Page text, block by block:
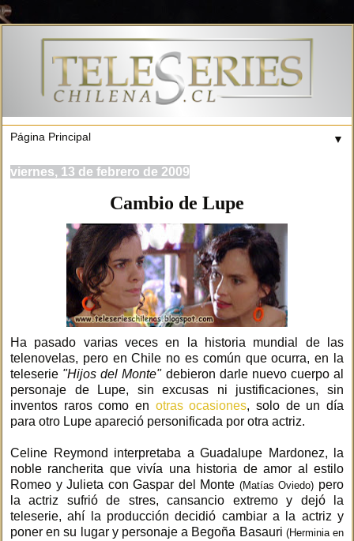
▼
viernes, 13 de febrero de 2009
Cambio de Lupe
Ha pasado varias veces en la historia mundial de las
telenovelas, pero en Chile no es común que ocurra, en la
teleserie "Hijos del Monte"debieron darle nuevo cuerpo al
personaje de Lupe, sin excusas ni justificaciones, sin
inventos raros como en otras ocasiones, solo de un día
para otro Lupe apareció personificada por otra actriz.
Celine Reymond interpretaba a Guadalupe Mardonez, la
noble rancherita que vivía una historia de amor al estilo
Romeo y Julieta con Gaspar del Monte (Matías Oviedo) pero
la actriz sufrió de stres, cansancio extremo y dejó la
teleserie, ahí la producción decidió cambiar a la actriz y
poner en su lugar y personaje a Begoña Basauri (Herminia en